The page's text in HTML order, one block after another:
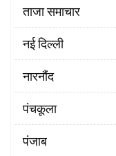
ताजा समाचार
नई दिल्ली
नारनौंद
पंचकूला
पंजाब